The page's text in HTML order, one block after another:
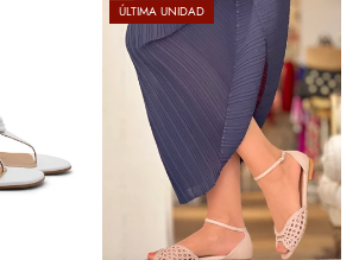
ÚLTIMA UNIDAD